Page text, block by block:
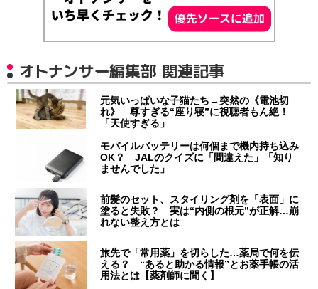
オトナンサー編集部 関連記事
元気いっぱいな子猫たち→突然の《電池切
れ》 尊すぎる“座り寝”に視聴者もん絶！
「天使すぎる」
モバイルバッテリーは何個まで機内持ち込み
OK？ JALのクイズに「間違えた」「知り
ませんでした」
前髪のセット、スタイリング剤を「表面」に
塗ると失敗？ 実は“内側の根元”が正解…崩
れない整え方とは
旅先で「常用薬」を切らした…薬局で何を伝
える？ “あると助かる情報”とお薬手帳の活
用法とは【薬剤師に聞く】